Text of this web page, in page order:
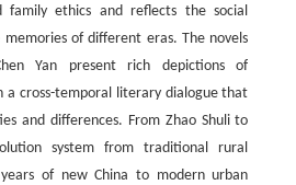
family ethics and reflects the social
memories of different eras. The novels
Yan present rich depictions of
a cross-temporal literary dialogue that
and differences. From Zhao Shuli to
system from traditional rural
of new China to modern urban